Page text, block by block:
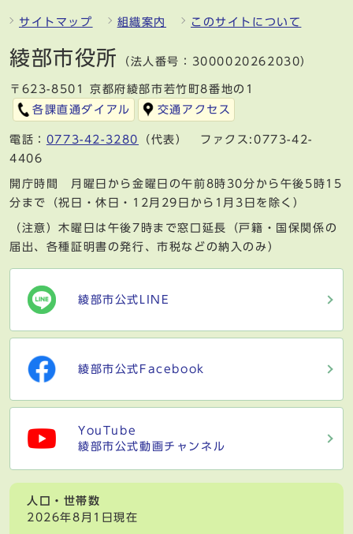
サイトマップ 組織案内 このサイトについて
綾部市役所 （法人番号：3000020262030）
〒623-8501 京都府綾部市若竹町8番地の1
各課直通ダイアル
交通アクセス
電話： 0773-42-3280
（代表） ファクス:0773-42-
4406
開庁時間 月曜日から金曜日の午前8時30分から午後5時15
分まで（祝日・休日・12月29日から1月3日を除く）
（注意）木曜日は午後7時まで窓口延長（戸籍・国保関係の
届出、各種証明書の発行、市税などの納入のみ）
綾部市公式LINE
綾部市公式Facebook
YouTube
綾部市公式動画チャンネル
人口・世帯数
2026年8月1日現在